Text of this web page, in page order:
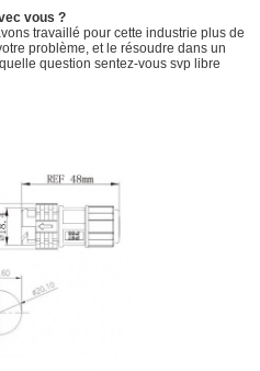
vous ?
travaillé pour cette industrie plus de
problème, et le résoudre dans un
question sentez-vous svp libre